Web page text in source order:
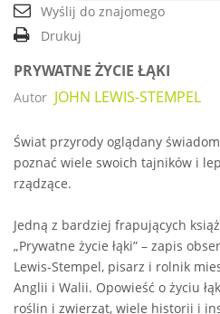
Wyślij do znajomego
Drukuj
PRYWATNE ŻYCIE ŁĄKI
Autor JOHN LEWIS-STEMPEL
Świat przyrody oglądany
poznać wiele swoich tajników i
rządzące.
Jedną z bardziej frapujących
„Prywatne życie łąki” – zapis
Lewis-Stempel, pisarz i rolnik
Anglii i Walii. Opowieść o życiu
roślin i zwierząt, wiele historii i